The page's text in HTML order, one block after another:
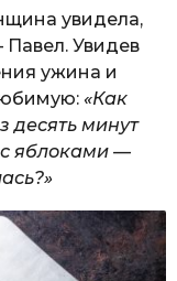
увидела,
Павел. Увидев
ужина и
«Как
десять минут
с яблоками —